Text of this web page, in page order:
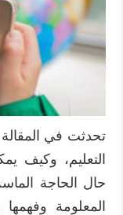
تحدثت في المقالة
التعليم، وكيف
حال الحاجة
المعلومة